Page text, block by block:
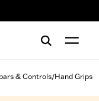
& Controls/Hand Grips